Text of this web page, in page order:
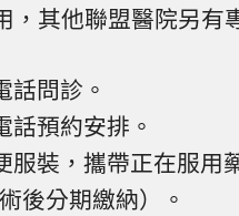
其他聯盟醫院另有
話問診。
預約安排。
裝，攜帶正在服用
後分期繳納）。